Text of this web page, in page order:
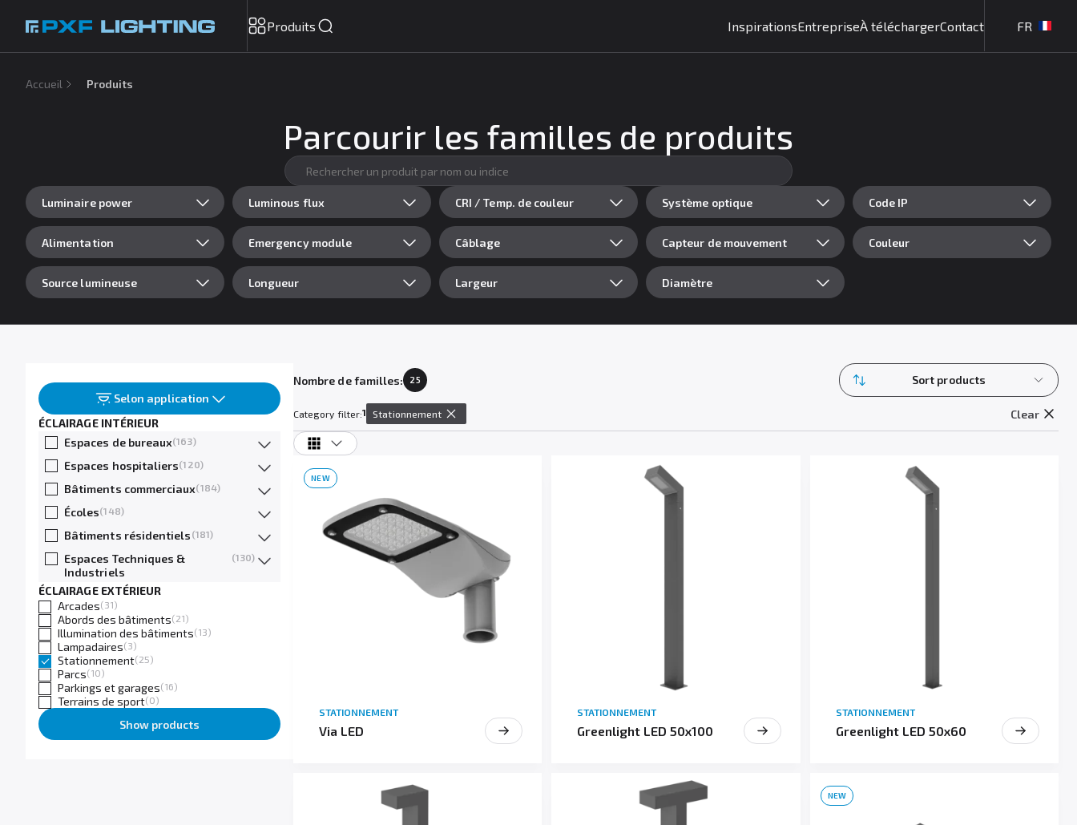
Produits InspirationsEntrepriseÀ téléchargerContact FR
Accueil Produits
Parcourir les familles de produits
Luminaire power Luminous flux CRI / Temp. de couleur Système optique Code IP
Alimentation Emergency module Câblage Capteur de mouvement Couleur
Source lumineuse Longueur Largeur Diamètre
Selon application
ÉCLAIRAGE INTÉRIEUR
Espaces de bureaux(163)
Espaces hospitaliers(120)
Bâtiments commerciaux(184)
Écoles(148)
Bâtiments résidentiels (181)
Espaces Techniques &
Industriels
(130)
ÉCLAIRAGE EXTÉRIEUR
Arcades(31)
Abords des bâtiments(21)
Illumination des bâtiments(13)
Lampadaires(3)
Stationnement(25)
Parcs(10)
Parkings et garages(16)
Terrains de sport(0)
Show products
Nombre de familles: 25 Sort products
Category filter:1 Stationnement Clear
STATIONNEMENT
Via LED
NEW
STATIONNEMENT
Greenlight LED 50x100
STATIONNEMENT
Greenlight LED 50x60
NEW